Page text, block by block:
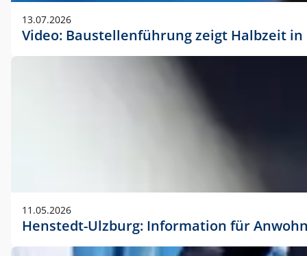
13.07.2026
Video: Baustellenführung zeigt Halbzeit
11.05.2026
Henstedt-Ulzburg: Information für